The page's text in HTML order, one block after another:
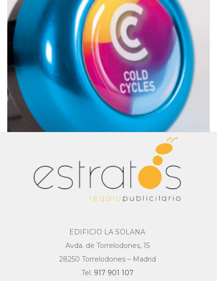
EDIFICIO LA SOLANA
Avda. de Torrelodones, 15
28250 Torrelodones – Madrid
Tel. 917 901 107